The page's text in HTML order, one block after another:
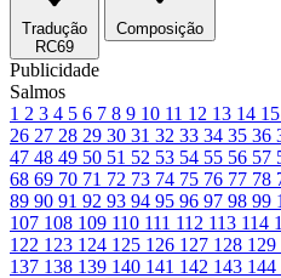
Tradução
RC69
Composição
Publicidade
Salmos
1 2 3 4 5 6 7 8 9 10 11 12 13 14 15
26 27 28 29 30 31 32 33 34 35 36
47 48 49 50 51 52 53 54 55 56 57
68 69 70 71 72 73 74 75 76 77 78
89 90 91 92 93 94 95 96 97 98 99
107 108 109 110 111 112 113 114
122 123 124 125 126 127 128 129
137 138 139 140 141 142 143 144